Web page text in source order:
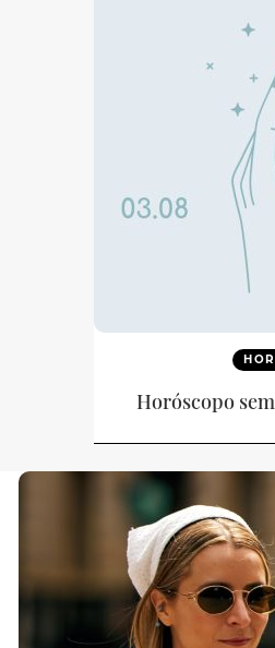
Horóscopo